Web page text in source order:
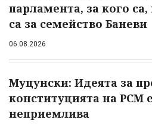
парламента, за кого
са за семейство Баневи
06.08.2026
Муцунски: Идеята за
конституцията на РСМ
неприемлива